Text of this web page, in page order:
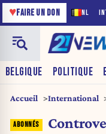
NL
♥FAIRE UN DON
BELGIQUE POLITIQUE
Accueil International